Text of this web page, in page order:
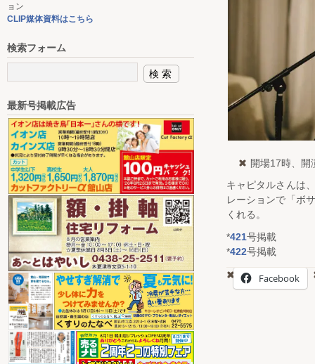
開場17時、開
キャピタルさんは
レーションで「ボ
くれる。
*421号掲載
*422号掲載
Facebook
ョン
CLIP媒体資料はこちら
検索フォーム
最新号掲載広告